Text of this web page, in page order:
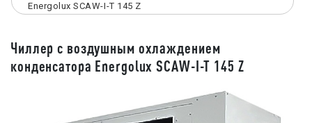
Energolux SCAW-I-T 145 Z
Чиллер с воздушным охлаждением
конденсатора Energolux SCAW-I-T 145 Z